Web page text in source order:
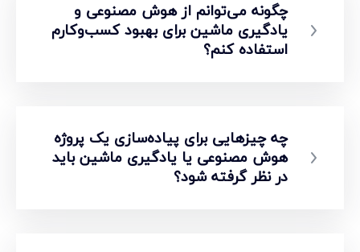
چگونه می‌توانم از هوش مصنوعی و
یادگیری ماشین برای بهبود کسب‌وکارم
استفاده کنم؟
چه چیزهایی برای پیاده‌سازی یک پروژه
هوش مصنوعی یا یادگیری ماشین باید
در نظر گرفته شود؟